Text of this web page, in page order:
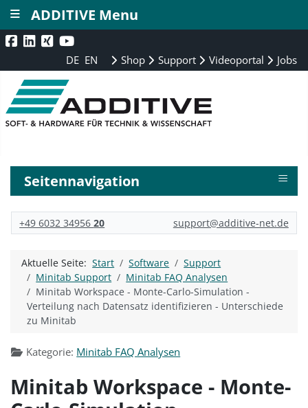
DE EN Shop Support Videoportal Jobs
Seitennavigation ≡
+49 6032 3495620 support@additive-net.de
Aktuelle Seite:Start Software
Support
Minitab Support
Minitab FAQ Analysen
Minitab Workspace - Monte-Carlo-Simulation -
Verteilung nach Datensatz identifizieren - Unterschiede
zu Minitab
Kategorie: Minitab FAQ Analysen
Minitab Workspace - Monte-
ADDITIVE Menu
≡